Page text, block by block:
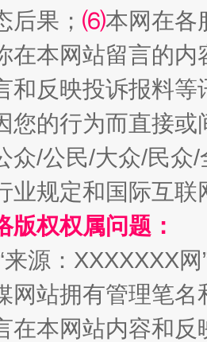
“隐身衣” 如何以
的艺术幻境
后果； ⑹本网在各
在本网站留言的内
和反映投诉报料
您的行为而直接
众/公民/大众/民
业规定和国际互
版权权属问题：
来源：XXXXXXX
网站拥有管理笔
在本网站内容和